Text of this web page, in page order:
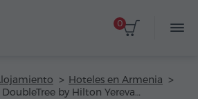
0
Hoteles en Armenia
DoubleTree by Hilton Yerevan City Centre Hotel